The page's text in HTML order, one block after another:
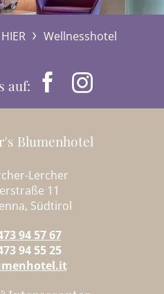
Wellnesshotel
auf:
Blumenhotel
Lercher
11
Südtirol
94 57 67
94 55 25